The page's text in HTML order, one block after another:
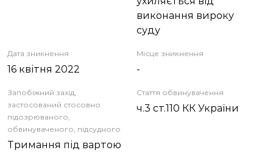
виконання вироку
суду
Дата зникнення
16 квітня 2022
Місце зникнення
-
Запобіжний захід,
застосований стосовно
підозрюваного,
обвинуваченого, підсудного
Тримання під вартою
Стаття обвинувачення
ч.3 ст.110 КК України